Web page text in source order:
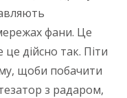
фани. Це
дійсно так. Піти
щоби побачити
з радаром,